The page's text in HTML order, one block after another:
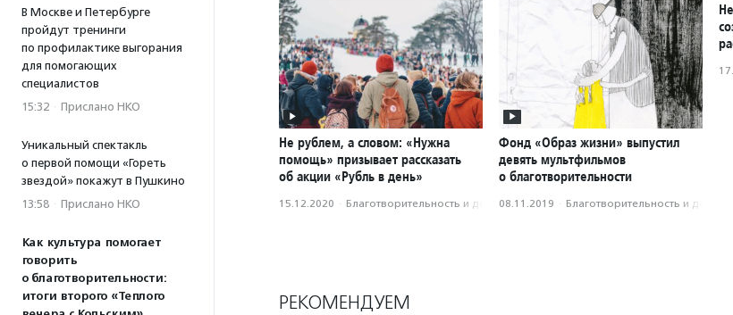
В Москве и Петербурге
пройдут тренинги
по профилактике выгорания
для помогающих
специалистов
15:32 · Прислано НКО
Уникальный спектакль
о первой помощи «Гореть
звездой» покажут в Пушкино
13:58 · Прислано НКО
Как культура помогает
говорить
о благотворительности:
итоги второго «Теплого
Не рублем, а словом: «Нужна
помощь» призывает рассказать
об акции «Рубль в день»
15.12.2020 · Благотвори­тель­ность и доброволь­чест­во
Фонд «Образ жизни» выпустил
девять мультфильмов
о благотворительности
08.11.2019 · Благотвори­тель­ность и
РЕКОМЕНДУЕМ